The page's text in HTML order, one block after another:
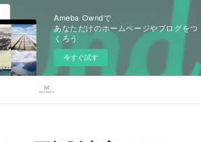
Ameba Owndで
あなただけのホームページやブログをつ
くろう
今すぐ試す